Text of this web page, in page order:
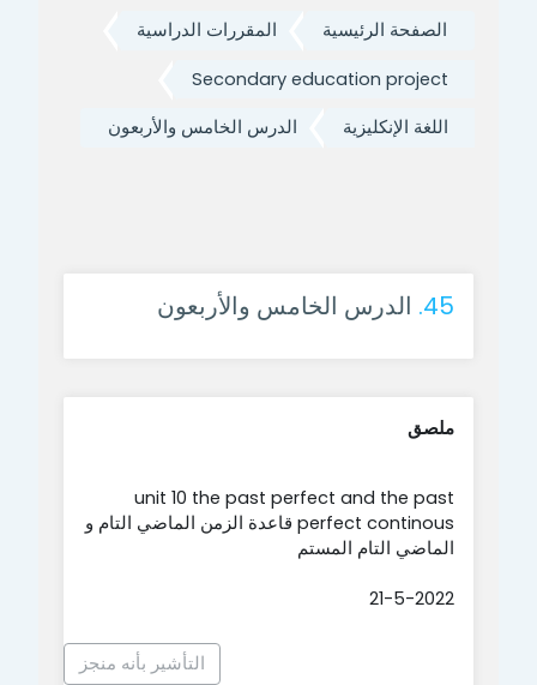
الصفحة الرئيسية المقررات الدراسية
Secondary education project
اللغة الإنكليزية الدرس الخامس والأربعون
45. الدرس الخامس والأربعون
ملصق
unit 10 the past perfect and the past
perfect continous قاعدة الزمن الماضي التام و
الماضي التام المستم
21-5-2022
التأشير بأنه منجز